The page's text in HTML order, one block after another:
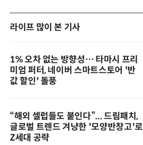
라이프 많이 본 기사
1% 오차 없는 방향성… 타마시 프리
미엄 퍼터, 네이버 스마트스토어 '반
값 할인' 돌풍
“해외 셀럽들도 붙인다”... 드림패치,
글로벌 트렌드 겨냥한 '모양반창고'로
Z세대 공략